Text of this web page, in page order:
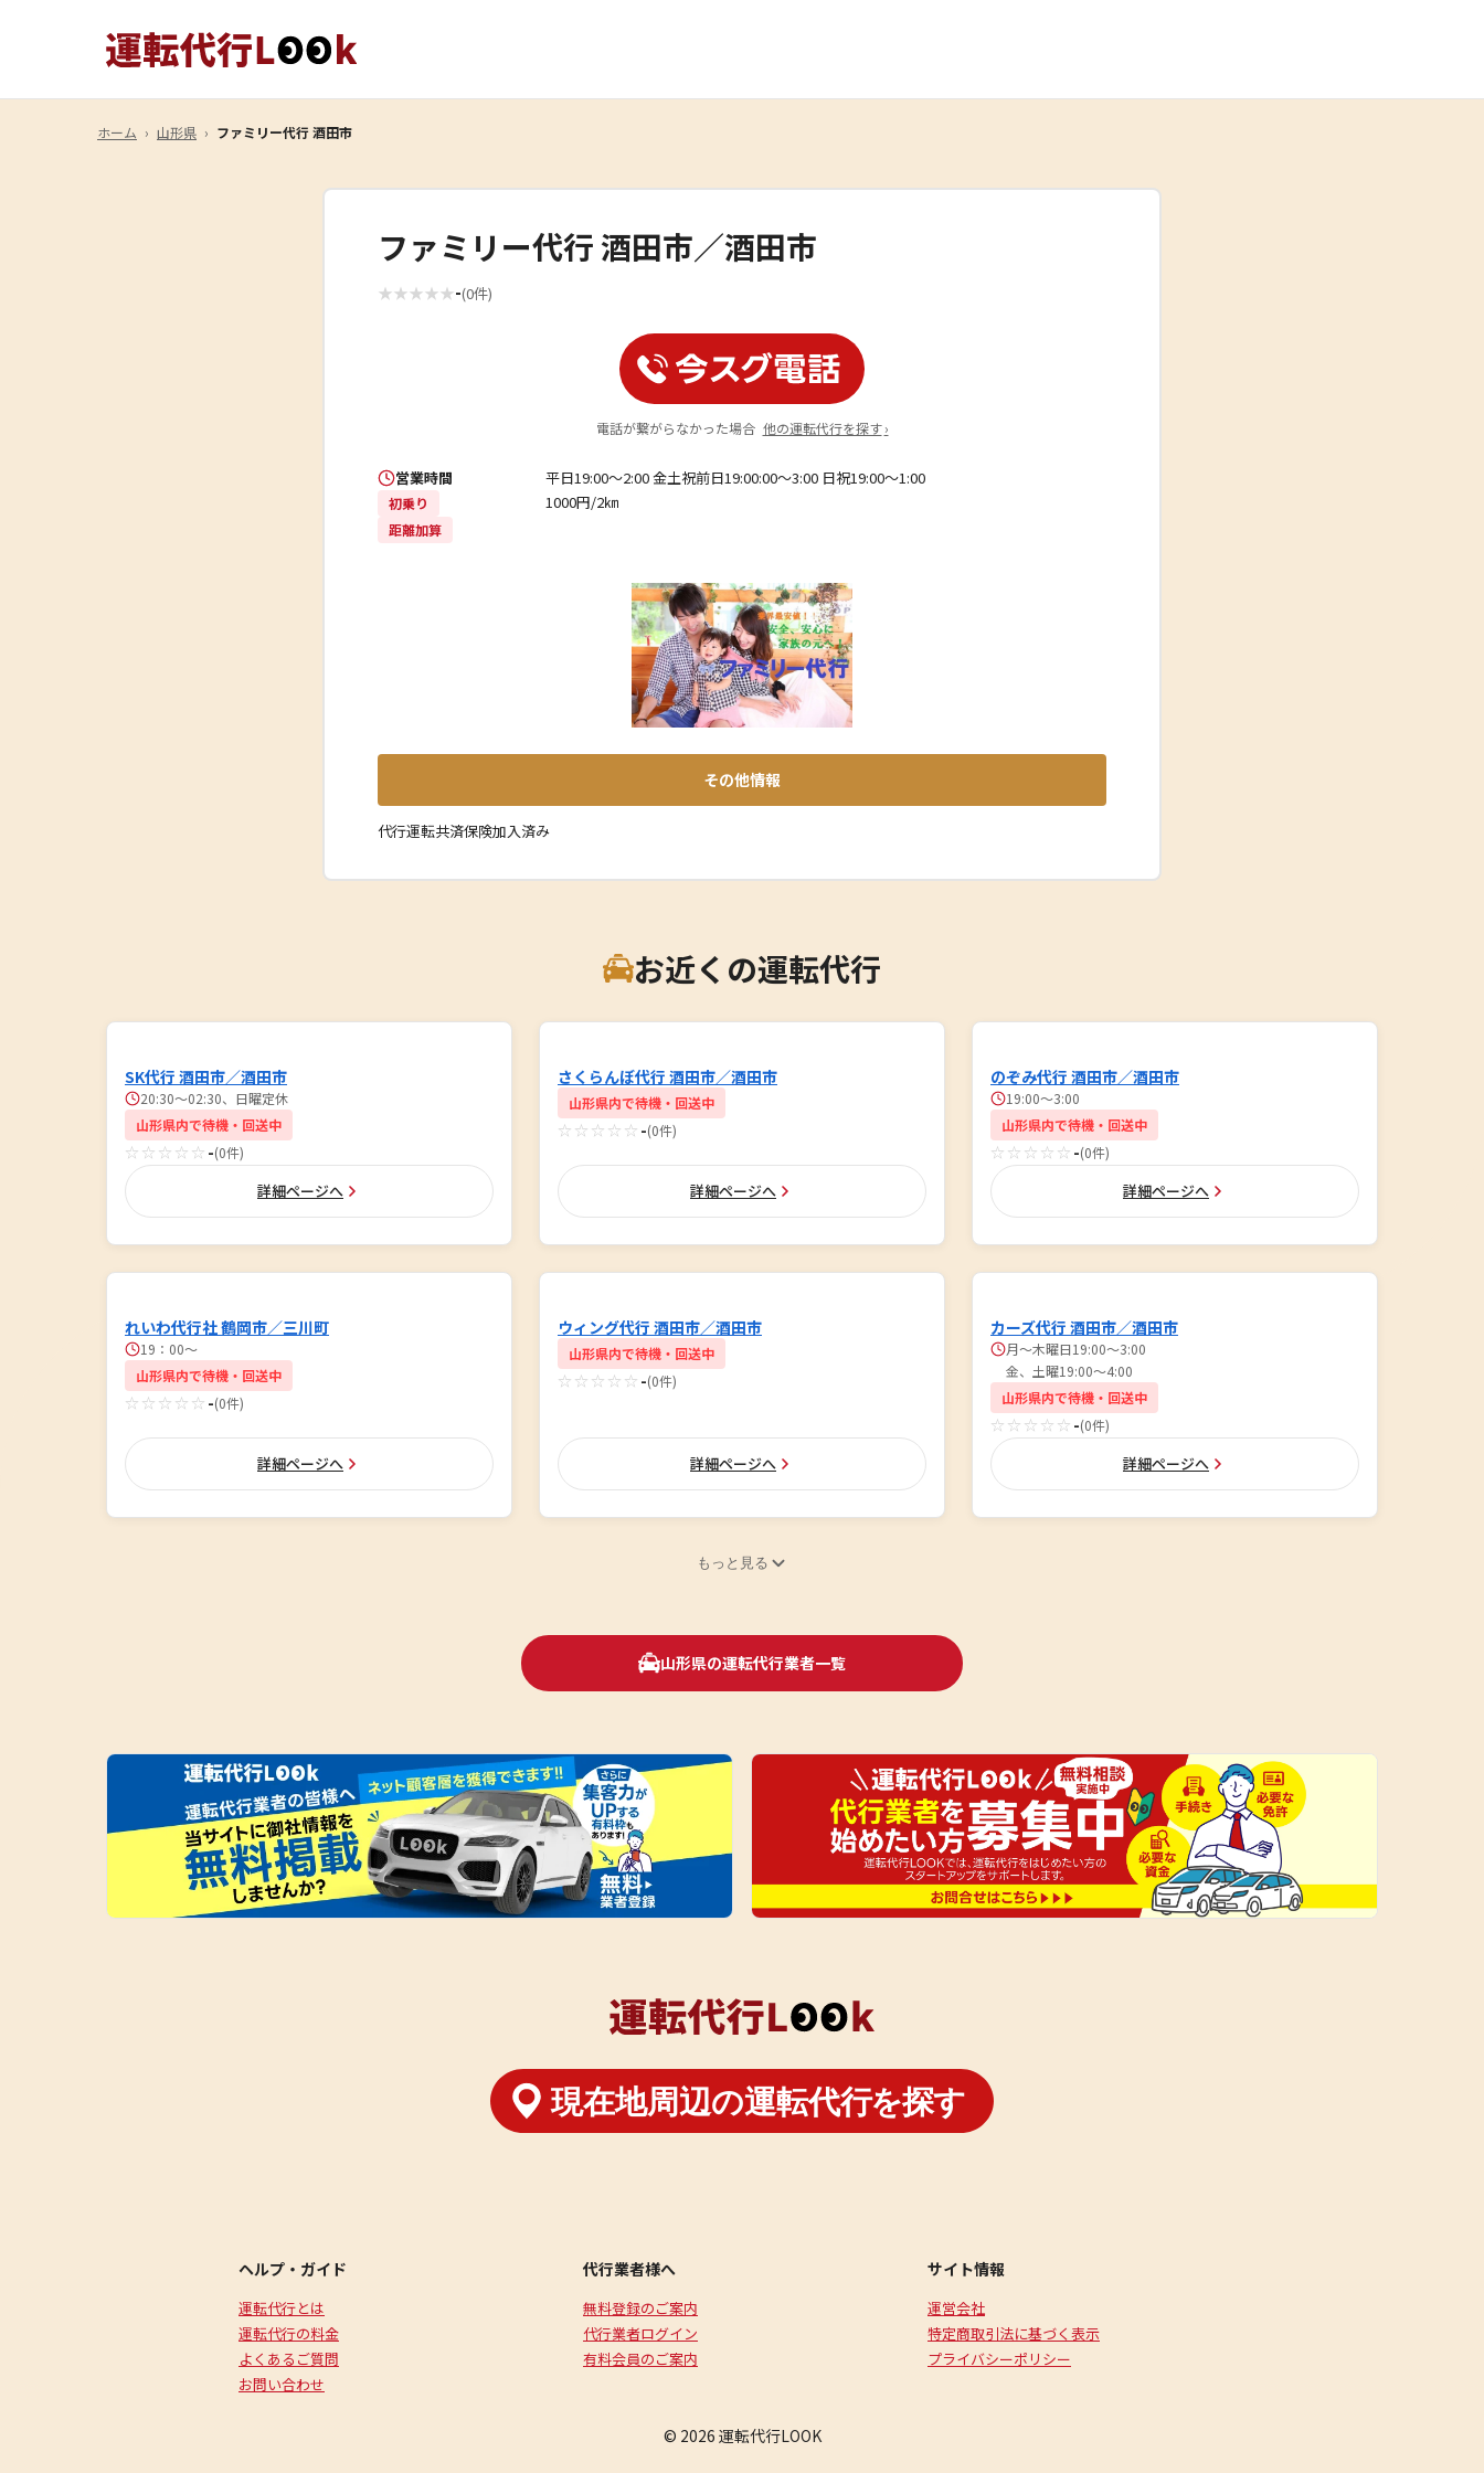
ホーム › 山形県 › ファミリー代行 酒田市
ファミリー代行 酒田市／酒田市
★★★★★-(0件)
電話が繋がらなかった場合 他の運転代行を探す ›
営業時間 平日19:00～2:00 金土祝前日19:00:00〜3:00 日祝19:00～1:00
初乗り 1000円/2㎞
距離加算
その他情報
代行運転共済保険加入済み
お近くの運転代行
SK代行 酒田市／酒田市
20:30〜02:30、日曜定休
山形県内で待機・回送中
☆☆☆☆☆ -(0件)
詳細ページへ
さくらんぼ代行 酒田市／酒田市
山形県内で待機・回送中
☆☆☆☆☆ -(0件)
詳細ページへ
のぞみ代行 酒田市／酒田市
19:00～3:00
山形県内で待機・回送中
☆☆☆☆☆ -(0件)
詳細ページへ
れいわ代行社 鶴岡市／三川町
19：00〜
山形県内で待機・回送中
☆☆☆☆☆ -(0件)
詳細ページへ
ウィング代行 酒田市／酒田市
山形県内で待機・回送中
☆☆☆☆☆ -(0件)
詳細ページへ
カーズ代行 酒田市／酒田市
月～木曜日19:00～3:00
金、土曜19:00～4:00
山形県内で待機・回送中
☆☆☆☆☆ -(0件)
詳細ページへ
もっと見る
山形県の運転代行業者一覧
ヘルプ・ガイド
運転代行とは
運転代行の料金
よくあるご質問
お問い合わせ
代行業者様へ
無料登録のご案内
代行業者ログイン
有料会員のご案内
サイト情報
運営会社
特定商取引法に基づく表示
プライバシーポリシー
© 2026 運転代行LOOK